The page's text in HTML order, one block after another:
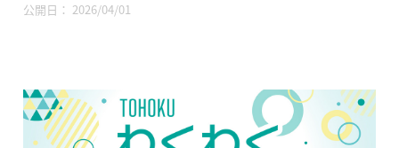
【内容】
・実際に電気工事をしている社員から、体験談や魅力を伝える
ことができる。
公開日： 2026/04/01